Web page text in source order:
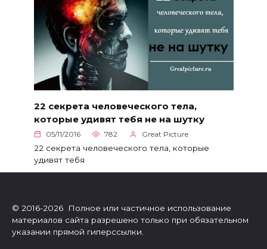
22 секрета человеческого тела,
которые удивят тебя не на шутку
05/11/2016 782 Great Picture
22 секрета человеческого тела, которые
удивят тебя
© 2016-2026 Полное или частичное использование
материалов сайта разрешено только при обязательном
указании прямой гиперссылки.